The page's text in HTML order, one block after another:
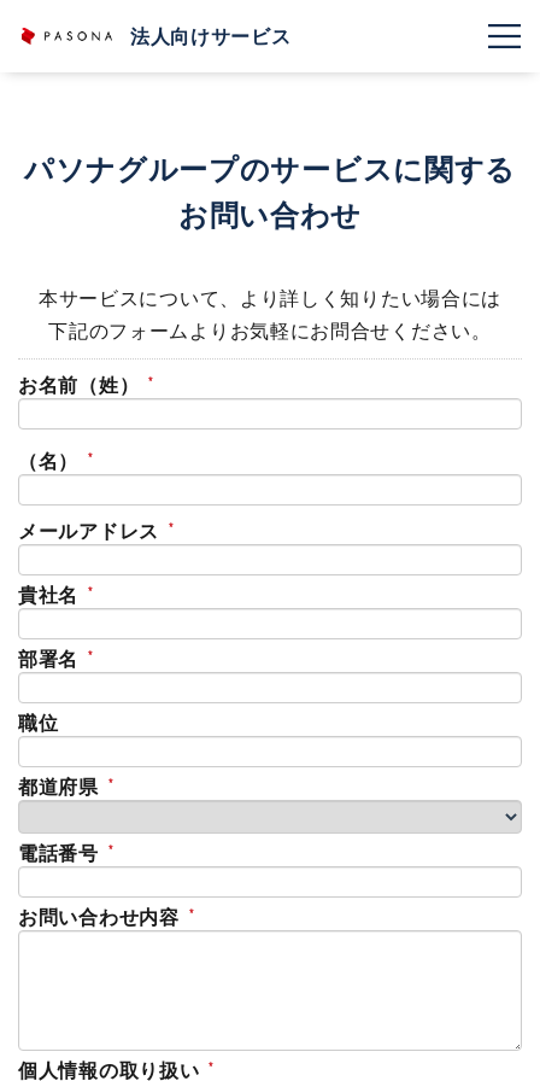
法人向けサービス
パソナグループのサービスに関する
お問い合わせ
本サービスについて、より詳しく知りたい場合には
下記のフォームよりお気軽にお問合せください。
お名前（姓）
（名）
メールアドレス
貴社名
部署名
職位
都道府県
電話番号
お問い合わせ内容
個人情報の取り扱い